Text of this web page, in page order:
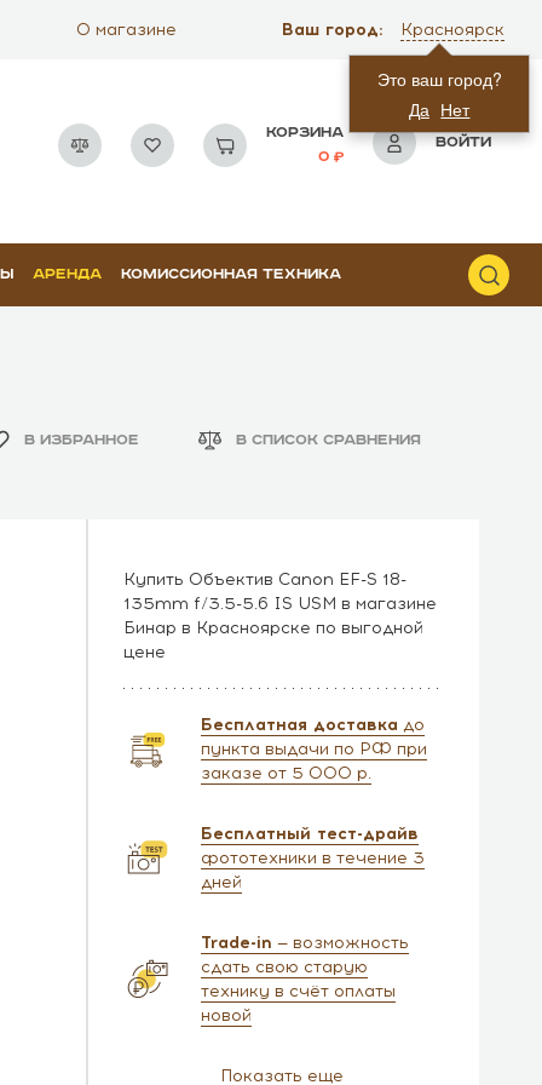
О магазине Ваш город:
Это ваш город?
Да Нет
Красноярск
КОРЗИНА
0
ВОЙТИ
АРЕНДА КОМИССИОННАЯ ТЕХНИКА
В ИЗБРАННОЕ В СПИСОК СРАВНЕНИЯ
Купить Объектив Canon EF-S 18-
135mm f/3.5-5.6 IS USM в магазине
Бинар в Красноярске по выгодной
цене
Бесплатная доставка до
пункта выдачи по РФ при
заказе от 5 000 р.
Бесплатный тест-драйв
фототехники в течение 3
дней
Trade-in — возможность
сдать свою старую
технику в счёт оплаты
новой
Показать еще